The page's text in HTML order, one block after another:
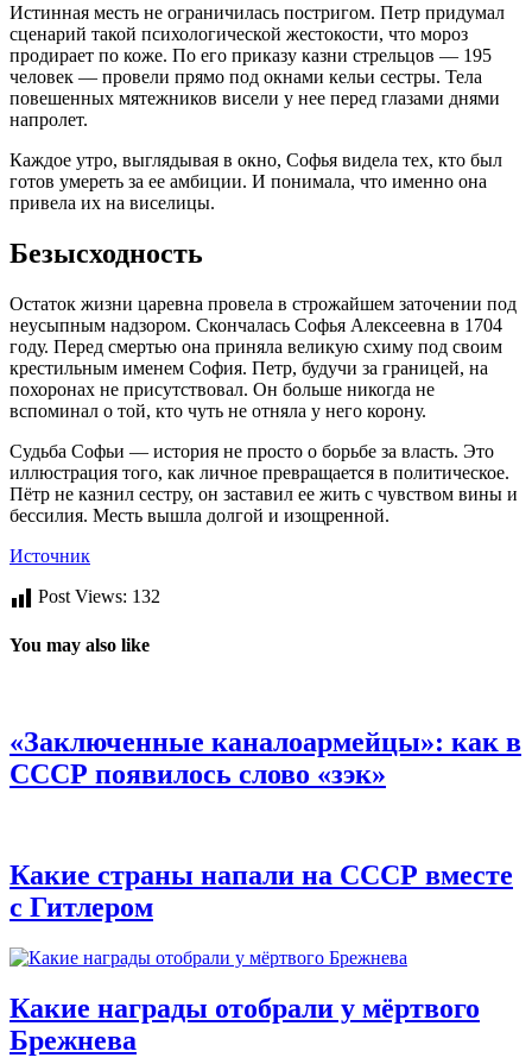
Истинная месть не ограничилась постригом. Петр придумал
сценарий такой психологической жестокости, что мороз
продирает по коже. По его приказу казни стрельцов — 195
человек — провели прямо под окнами кельи сестры. Тела
повешенных мятежников висели у нее перед глазами днями
напролет.
Каждое утро, выглядывая в окно, Софья видела тех, кто был
готов умереть за ее амбиции. И понимала, что именно она
привела их на виселицы.
Безысходность
Остаток жизни царевна провела в строжайшем заточении под
неусыпным надзором. Скончалась Софья Алексеевна в 1704
году. Перед смертью она приняла великую схиму под своим
крестильным именем София. Петр, будучи за границей, на
похоронах не присутствовал. Он больше никогда не
вспоминал о той, кто чуть не отняла у него корону.
Судьба Софьи — история не просто о борьбе за власть. Это
иллюстрация того, как личное превращается в политическое.
Пётр не казнил сестру, он заставил ее жить с чувством вины и
бессилия. Месть вышла долгой и изощренной.
Источник
Post Views: 132
You may also like
«Заключенные каналоармейцы»: как в
СССР появилось слово «зэк»
Какие страны напали на СССР вместе
с Гитлером
Какие награды отобрали у мёртвого
Брежнева